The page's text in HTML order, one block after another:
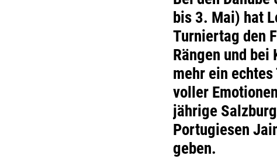
bis 3. Mai) hat
Turniertag den
Rängen und
mehr ein
voller
jährige
Portugiesen
geben.